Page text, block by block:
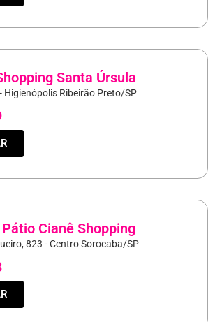
Santa Úrsula
Higienópolis Ribeirão Preto/SP
Cianê Shopping
823 - Centro Sorocaba/SP